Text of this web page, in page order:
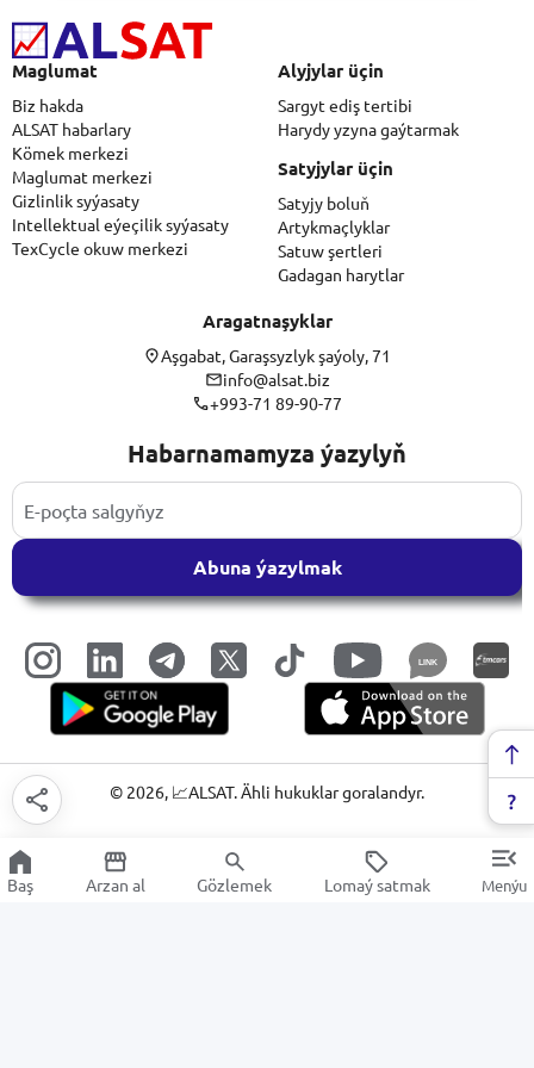
Maglumat
Biz hakda
ALSAT habarlary
Kömek merkezi
Maglumat merkezi
Gizlinlik syýasaty
Intellektual eýeçilik syýasaty
TexCycle okuw merkezi
Alyjylar üçin
Sargyt ediş tertibi
Harydy yzyna gaýtarmak
Satyjylar üçin
Satyjy boluň
Artykmaçlyklar
Satuw şertleri
Gadagan harytlar
Aragatnaşyklar
Aşgabat, Garaşsyzlyk şaýoly, 71
info@alsat.biz
+993-71 89-90-77
Habarnamamyza ýazylyň
Abuna ýazylmak
LINK
© 2026, 📈ALSAT. Ähli hukuklar goralandyr.
Baş Arzan al Gözlemek Lomaý satmak Menýu